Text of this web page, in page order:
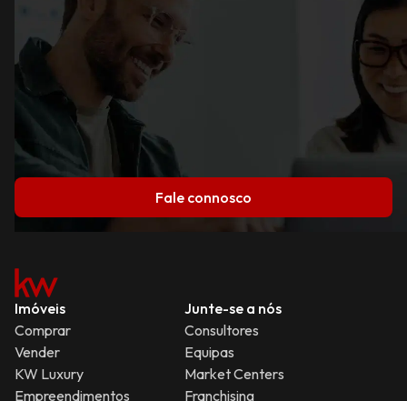
Fale connosco
Imóveis
Comprar
Vender
KW Luxury
Empreendimentos
Junte-se a nós
Consultores
Equipas
Market Centers
Franchising